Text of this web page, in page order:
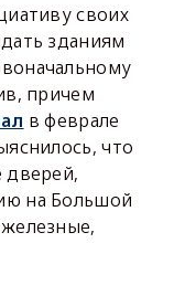
своих
зданиям
причем
в феврале
что
дверей,
на Большой